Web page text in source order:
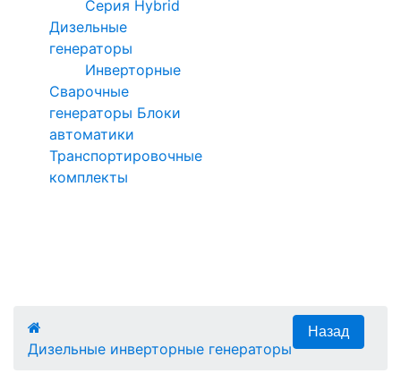
Серия Hybrid
Дизельные
генераторы
Инверторные
Сварочные
генераторы Блоки
автоматики
Транспортировочные
комплекты
Дизельные инверторные генераторы